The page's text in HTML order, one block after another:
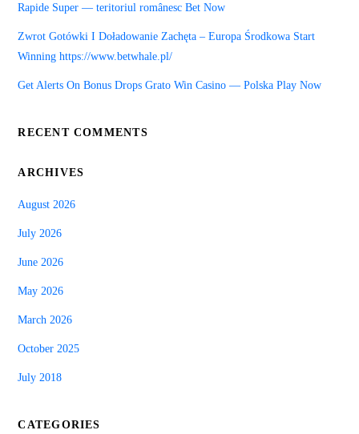
Rapide Super — teritoriul românesc Bet Now
Zwrot Gotówki I Doładowanie Zachęta – Europa Środkowa Start
Winning https://www.betwhale.pl/
Get Alerts On Bonus Drops Grato Win Casino — Polska Play Now
RECENT COMMENTS
ARCHIVES
August 2026
July 2026
June 2026
May 2026
March 2026
October 2025
July 2018
CATEGORIES